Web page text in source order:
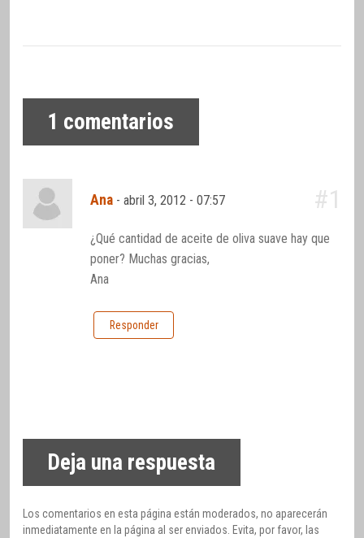
1 comentarios
Ana -abril 3, 2012 - 07:57 #1
¿Qué cantidad de aceite de oliva suave hay que
poner? Muchas gracias,
Ana
Responder
Deja una respuesta
Los comentarios en esta página están moderados, no aparecerán
inmediatamente en la página al ser enviados. Evita, por favor, las